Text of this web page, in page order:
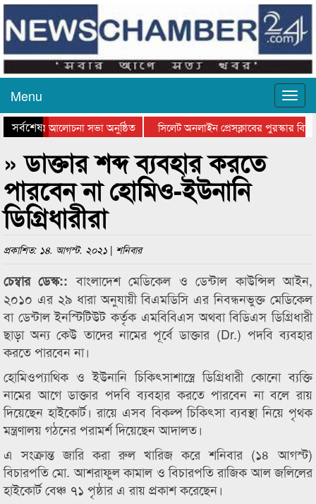
Menu
সর্বশেষ
দিবসের আলোচনা সভা অনুষ্ঠিত
সিলেট অনলাইন প্রেসক্লাবের পুরস্কার
» ডাক্তার শব্দ ব্যবহার করতে
পারবেন না হোমিও-ইউনানি
ডিগ্রিধারীরা
প্রকাশিত: ১৪. আগস্ট. ২০২১ | শনিবার
চেম্বার ডেস্ক::বাংলাদেশ মেডিকেল ও ডেন্টাল কাউন্সিল আইন,
২০১০ এর ২৯ ধারা অনুযায়ী বিএমডিসি এর নিবন্ধনভুক্ত মেডিকেল
বা ডেন্টাল ইনস্টিটিউট কর্তৃক এমবিবিএস অথবা বিডিএস ডিগ্রিধারী
ছাড়া অন্য কেউ তাদের নামের পূর্বে ডাক্তার (Dr.) পদবি ব্যবহার
করতে পারবেন না।
হোমিওপ্যাথিক ও ইউনানি চিকিৎসাশাস্ত্রে ডিগ্রিধারী কোনো ব্যক্তি
নামের আগে ডাক্তার পদবি ব্যবহার করতে পারবেন না বলে রায়
দিয়েছেন হাইকোর্ট। রায়ে এসব বিকল্প চিকিৎসা ব্যবস্থা নিয়ে পৃথক
মন্ত্রণালয় গঠনের পরামর্শ দিয়েছেন আদালত।
এ সংক্রান্ত জারি করা রুল খারিজ করে শনিবার (১৪ আগস্ট)
বিচারপতি মো. আশরাফুল কামাল ও বিচারপতি রাজিক আল জলিলের
হাইকোর্ট বেঞ্চ ৭১ পৃষ্ঠার এ রায় প্রকাশ করেছেন।